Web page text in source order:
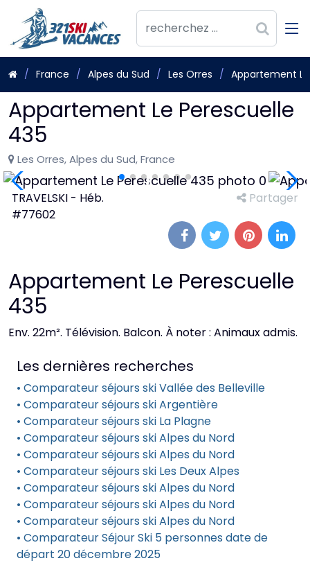
France Alpes du Sud Les Orres Appartement
Appartement Le Perescuelle
435
Les Orres, Alpes du Sud, France
TRAVELSKI - Héb.
#77602
Partager
Appartement Le Perescuelle
435
Env. 22m². Télévision. Balcon. À noter : Animaux admis.
Les dernières recherches
• Comparateur séjours ski Vallée des Belleville
• Comparateur séjours ski Argentière
• Comparateur séjours ski La Plagne
• Comparateur séjours ski Alpes du Nord
• Comparateur séjours ski Alpes du Nord
• Comparateur séjours ski Les Deux Alpes
• Comparateur séjours ski Alpes du Nord
• Comparateur séjours ski Alpes du Nord
• Comparateur séjours ski Alpes du Nord
• Comparateur Séjour Ski 5 personnes date de
départ 20 décembre 2025